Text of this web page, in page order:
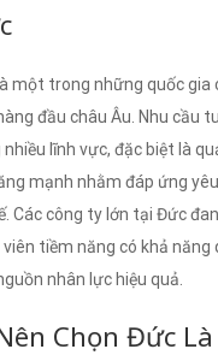
một trong những quốc gia
đầu châu Âu. Nhu cầu
lĩnh vực, đặc biệt là
mạnh nhằm đáp ứng
Các công ty lớn tại Đức
tiềm năng có khả năng
nhân lực hiệu quả.
Chọn Đức